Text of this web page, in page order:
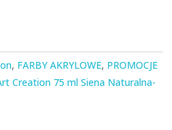
, FARBY AKRYLOWE, PROMOCJE
Creation 75 ml Siena Naturalna-